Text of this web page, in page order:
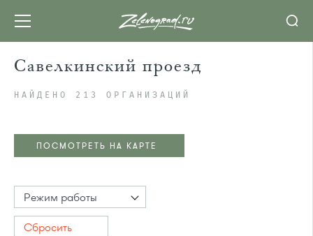
Савелкинский проезд
НАЙДЕНО 213 ОРГАНИЗАЦИЙ
ПОСМОТРЕТЬ НА КАРТЕ
Режим работы
Сбросить